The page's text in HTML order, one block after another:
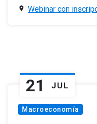
Webinar con
21 JUL
Macroeconomía